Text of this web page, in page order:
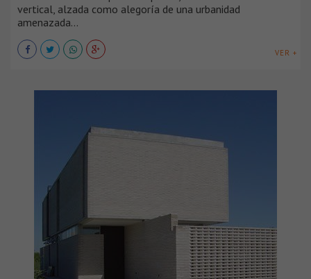
vertical, alzada como alegoría de una urbanidad
amenazada...
VER +